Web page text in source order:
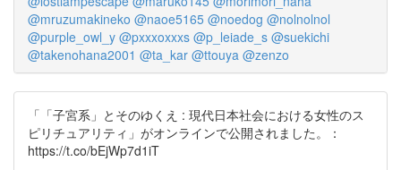
@mruzumakineko @naoe5165 @noedog @nolnolnol
@purple_owl_y @pxxxoxxxs @p_leiade_s @suekichi
@takenohana2001 @ta_kar @ttouya @zenzo
「「子宮系」とそのゆくえ : 現代日本社会における女性のス
ピリチュアリティ」がオンラインで公開されました。：
https://t.co/bEjWp7d1iT